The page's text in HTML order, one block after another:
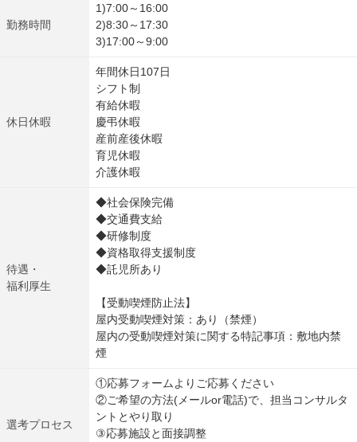
勤務時間
1)7:00～16:00
2)8:30～17:30
3)17:00～9:00
休日休暇
年間休日107日
シフト制
有給休暇
慶弔休暇
産前産後休暇
育児休暇
介護休暇
待遇・
福利厚生
◆社会保険完備
◆交通費支給
◆研修制度
◆資格取得支援制度
◆託児所あり
【受動喫煙防止法】
屋内受動喫煙対策：あり（禁煙）
屋内の受動喫煙対策に関する特記事項：敷地内禁
煙
選考プロセス
①応募フォームよりご応募ください
②ご希望の方法(メールor電話)で、担当コンサルタ
ントとやり取り
③応募施設と面接調整